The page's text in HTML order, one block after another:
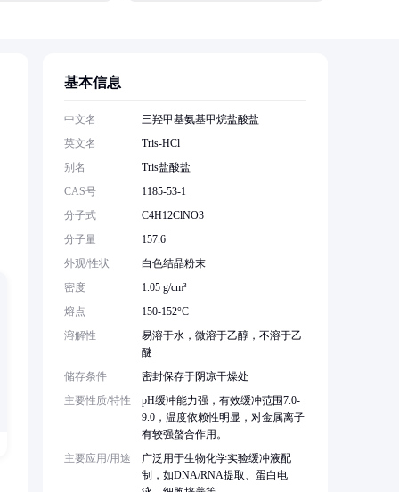
基本信息
中文名
三羟甲基氨基甲烷盐酸盐
英文名
Tris-HCl
别名
Tris盐酸盐
CAS号
1185-53-1
分子式
C4H12ClNO3
分子量
157.6
外观/性状
白色结晶粉末
密度
1.05 g/cm³
熔点
150-152°C
溶解性
易溶于水，微溶于乙醇，不溶于乙
醚
储存条件
密封保存于阴凉干燥处
主要性质/特性
pH缓冲能力强，有效缓冲范围7.0-
9.0，温度依赖性明显，对金属离子
有较强螯合作用。
主要应用/用途
广泛用于生物化学实验缓冲液配
制，如DNA/RNA提取、蛋白电